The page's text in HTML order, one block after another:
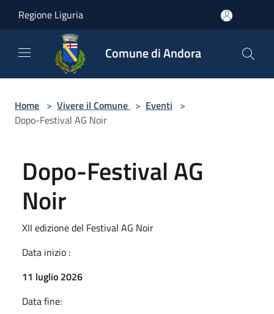
Regione Liguria
Comune di Andora
Home > Vivere il Comune > Eventi >
Dopo-Festival AG Noir
Dopo-Festival AG
Noir
XII edizione del Festival AG Noir
Data inizio :
11 luglio 2026
Data fine: